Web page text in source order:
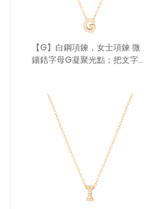
【G】白鋼項鍊，女士項鍊 微
鑲鋯字母G凝聚光點；把文字化